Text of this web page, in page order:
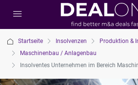
Startseite Insolvenzen
Produktion &
Maschinenbau / Anlagenbau
Insolventes Unternehmen im Bereich